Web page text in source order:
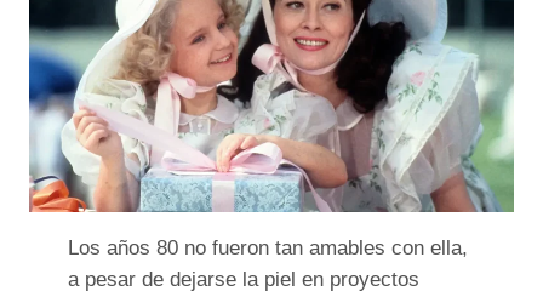
Los años 80 no fueron tan amables con ella,
a pesar de dejarse la piel en proyectos